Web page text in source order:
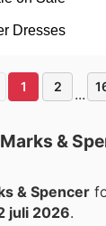
1 2 ...
&
& Spencer
juli 2026.